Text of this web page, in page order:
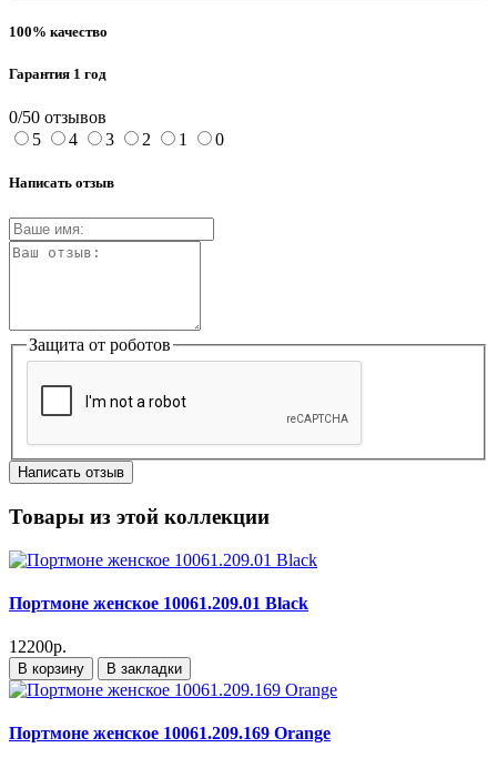
100% качество
Гарантия 1 год
0/50 отзывов
5
4 3 2 1 0
Написать отзыв
Защита от роботов
Написать отзыв
Товары из этой коллекции
Портмоне женское 10061.209.01 Black
12200р.
В корзину В закладки
Портмоне женское 10061.209.169 Orange